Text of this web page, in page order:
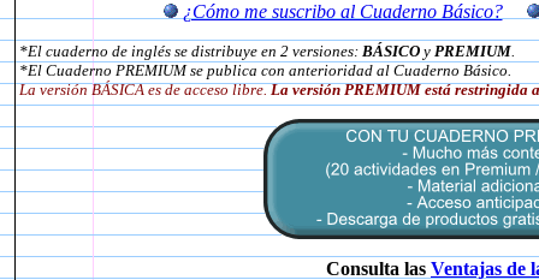
¿Cómo me suscribo al Cuaderno Básico?
*El cuaderno de inglés se distribuye en 2 versiones: BÁSICO y PREMIUM.
*El Cuaderno PREMIUM se publica con anterioridad al Cuaderno Básico.
La versión BÁSICA es de acceso libre.La versión PREMIUM está restringida
Consulta las Ventajas de